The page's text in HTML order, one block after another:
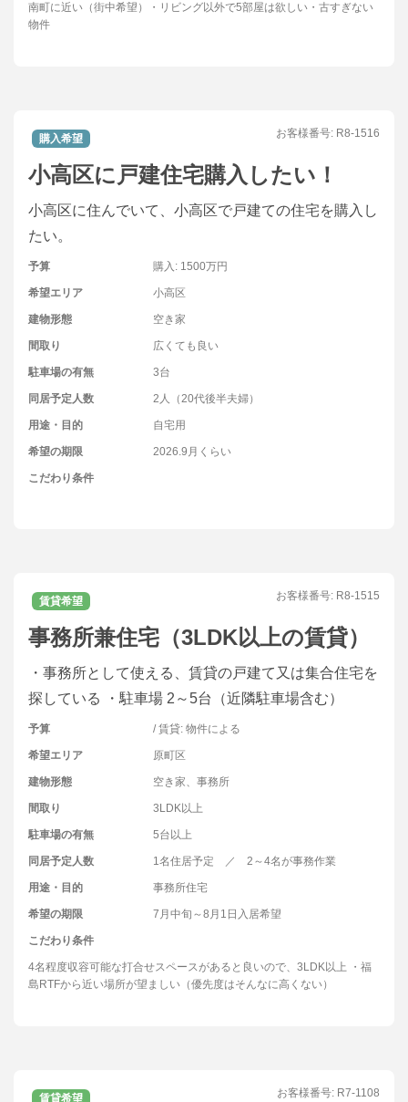
南町に近い（街中希望）・リビング以外で5部屋は欲しい・古すぎない
物件
購入希望 お客様番号: R8-1516
小高区に戸建住宅購入したい！
小高区に住んでいて、小高区で戸建ての住宅を購入し
たい。
予算 購入: 1500万円
希望エリア 小高区
建物形態 空き家
間取り 広くても良い
駐車場の有無 3台
同居予定人数 2人（20代後半夫婦）
用途・目的 自宅用
希望の期限 2026.9月くらい
こだわり条件
賃貸希望 お客様番号: R8-1515
事務所兼住宅（3LDK以上の賃貸）
・事務所として使える、賃貸の戸建て又は集合住宅を
探している ・駐車場 2～5台（近隣駐車場含む）
予算 / 賃貸: 物件による
希望エリア 原町区
建物形態 空き家、事務所
間取り 3LDK以上
駐車場の有無 5台以上
同居予定人数 1名住居予定 ／ 2～4名が事務作業
用途・目的 事務所住宅
希望の期限 7月中旬～8月1日入居希望
こだわり条件
4名程度収容可能な打合せスペースがあると良いので、3LDK以上 ・福
島RTFから近い場所が望ましい（優先度はそんなに高くない）
賃貸希望 お客様番号: R7-1108